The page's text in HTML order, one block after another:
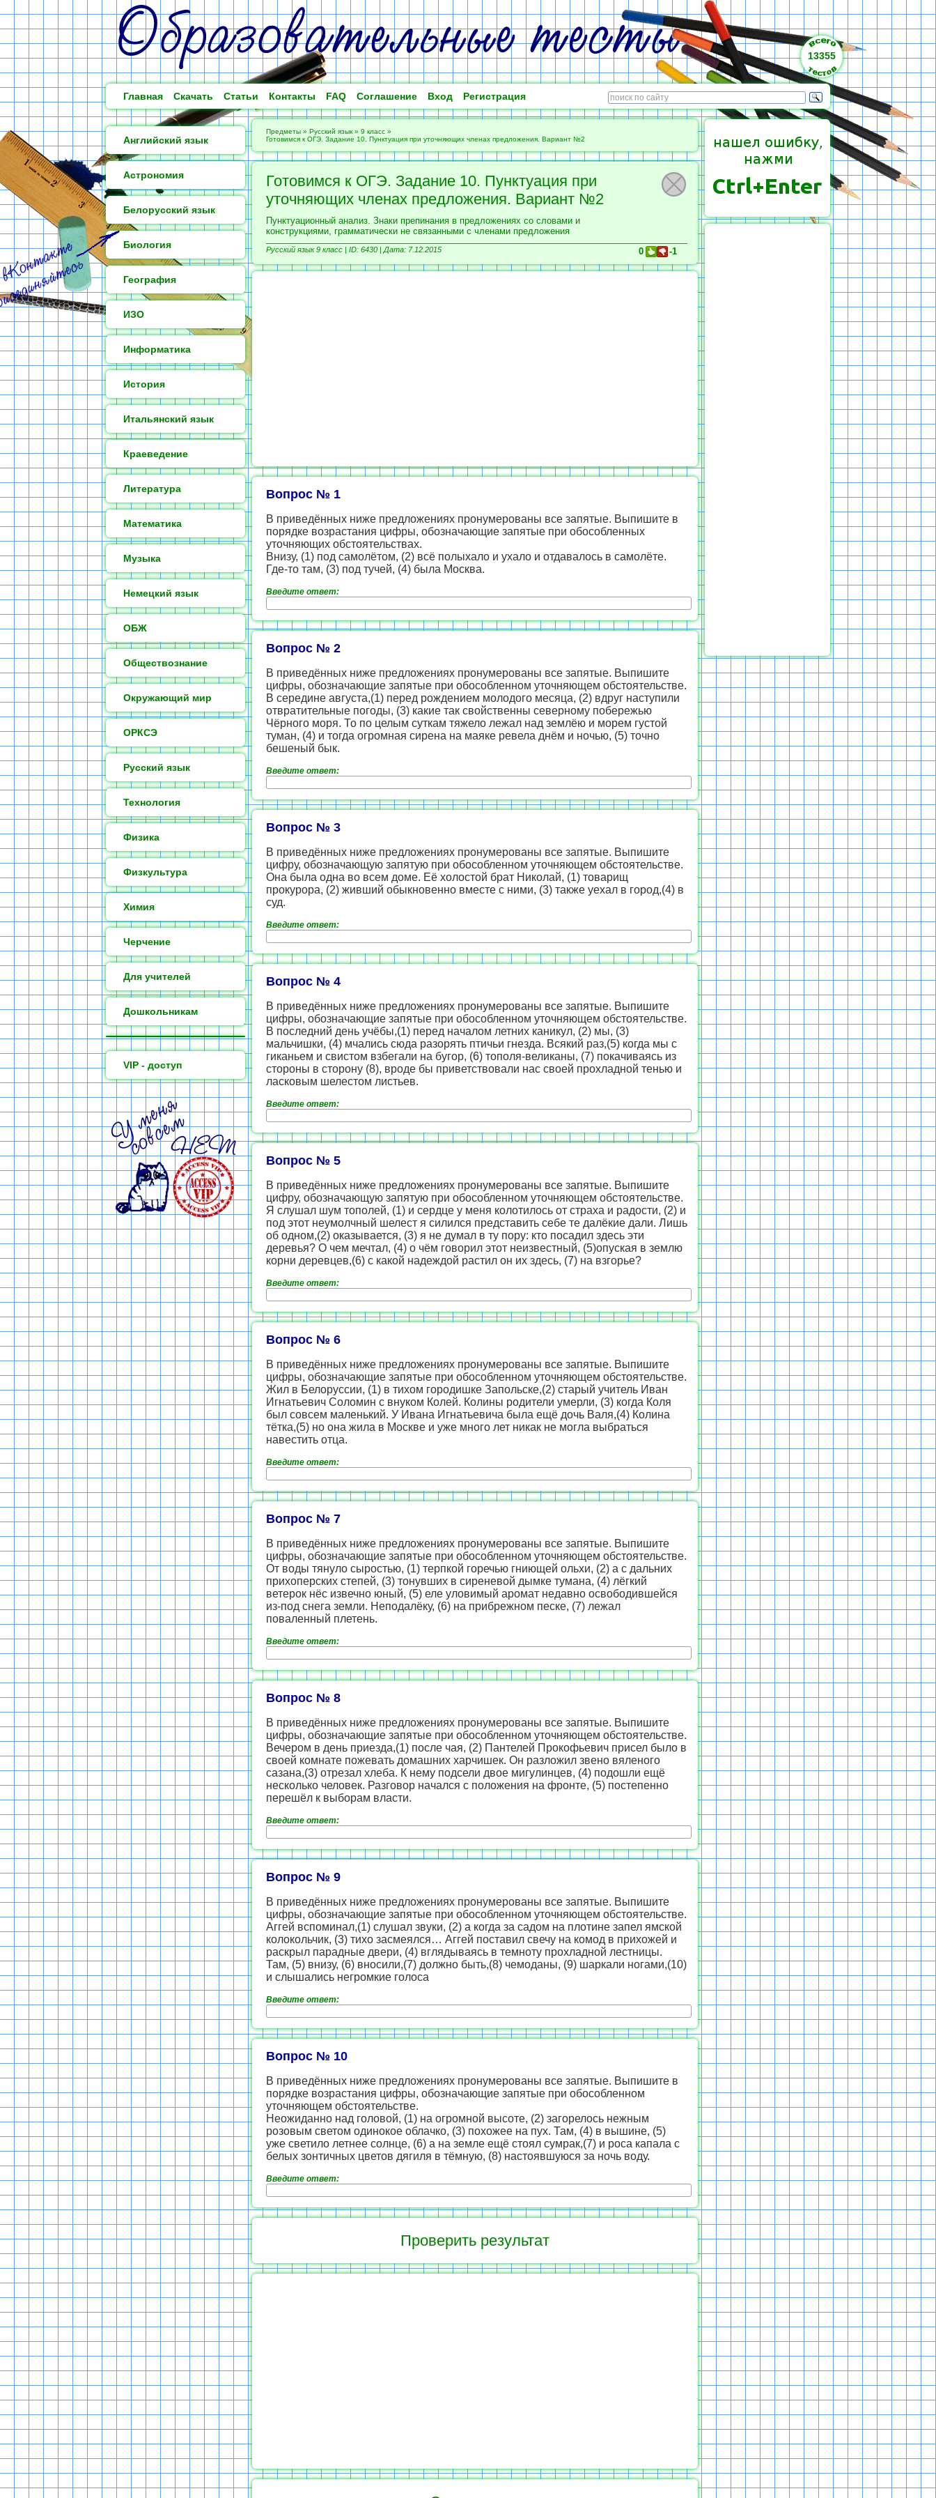
13355
Главная Скачать Статьи Контакты FAQ Соглашение Вход Регистрация
Английский язык
Астрономия
Белорусский язык
Биология
География
ИЗО
Информатика
История
Итальянский язык
Краеведение
Литература
Математика
Музыка
Немецкий язык
ОБЖ
Обществознание
Окружающий мир
ОРКСЭ
Русский язык
Технология
Физика
Физкультура
Химия
Черчение
Для учителей
Дошкольникам
VIP - доступ
Предметы » Русский язык » 9 класс »
Готовимся к ОГЭ. Задание 10. Пунктуация при уточняющих членах предложения. Вариант №2
Готовимся к ОГЭ. Задание 10. Пунктуация при
уточняющих членах предложения. Вариант №2
Пунктуационный анализ. Знаки препинания в предложениях со словами и
конструкциями, грамматически не связанными с членами предложения
Русский язык 9 класс | ID: 6430 | Дата: 7.12.2015 0 -1
Вопрос № 1
В приведённых ниже предложениях пронумерованы все запятые. Выпишите в
порядке возрастания цифры, обозначающие запятые при обособленных
уточняющих обстоятельствах.
Внизу, (1) под самолётом, (2) всё полыхало и ухало и отдавалось в самолёте.
Где-то там, (3) под тучей, (4) была Москва.
Введите ответ:
Вопрос № 2
В приведённых ниже предложениях пронумерованы все запятые. Выпишите
цифры, обозначающие запятые при обособленном уточняющем обстоятельстве.
В середине августа,(1) перед рождением молодого месяца, (2) вдруг наступили
отвратительные погоды, (3) какие так свойственны северному побережью
Чёрного моря. То по целым суткам тяжело лежал над землёю и морем густой
туман, (4) и тогда огромная сирена на маяке ревела днём и ночью, (5) точно
бешеный бык.
Введите ответ:
Вопрос № 3
В приведённых ниже предложениях пронумерованы все запятые. Выпишите
цифру, обозначающую запятую при обособленном уточняющем обстоятельстве.
Она была одна во всем доме. Её холостой брат Николай, (1) товарищ
прокурора, (2) живший обыкновенно вместе с ними, (3) также уехал в город,(4) в
суд.
Введите ответ:
Вопрос № 4
В приведённых ниже предложениях пронумерованы все запятые. Выпишите
цифры, обозначающие запятые при обособленном уточняющем обстоятельстве.
В последний день учёбы,(1) перед началом летних каникул, (2) мы, (3)
мальчишки, (4) мчались сюда разорять птичьи гнезда. Всякий раз,(5) когда мы с
гиканьем и свистом взбегали на бугор, (6) тополя-великаны, (7) покачиваясь из
стороны в сторону (8), вроде бы приветствовали нас своей прохладной тенью и
ласковым шелестом листьев.
Введите ответ:
Вопрос № 5
В приведённых ниже предложениях пронумерованы все запятые. Выпишите
цифру, обозначающую запятую при обособленном уточняющем обстоятельстве.
Я слушал шум тополей, (1) и сердце у меня колотилось от страха и радости, (2) и
под этот неумолчный шелест я силился представить себе те далёкие дали. Лишь
об одном,(2) оказывается, (3) я не думал в ту пору: кто посадил здесь эти
деревья? О чем мечтал, (4) о чём говорил этот неизвестный, (5)опуская в землю
корни деревцев,(6) с какой надеждой растил он их здесь, (7) на взгорье?
Введите ответ:
Вопрос № 6
В приведённых ниже предложениях пронумерованы все запятые. Выпишите
цифры, обозначающие запятые при обособленном уточняющем обстоятельстве.
Жил в Белоруссии, (1) в тихом городишке Запольске,(2) старый учитель Иван
Игнатьевич Соломин с внуком Колей. Колины родители умерли, (3) когда Коля
был совсем маленький. У Ивана Игнатьевича была ещё дочь Валя,(4) Колина
тётка,(5) но она жила в Москве и уже много лет никак не могла выбраться
навестить отца.
Введите ответ:
Вопрос № 7
В приведённых ниже предложениях пронумерованы все запятые. Выпишите
цифры, обозначающие запятые при обособленном уточняющем обстоятельстве.
От воды тянуло сыростью, (1) терпкой горечью гниющей ольхи, (2) а с дальних
прихоперских степей, (3) тонувших в сиреневой дымке тумана, (4) лёгкий
ветерок нёс извечно юный, (5) еле уловимый аромат недавно освободившейся
из-под снега земли. Неподалёку, (6) на прибрежном песке, (7) лежал
поваленный плетень.
Введите ответ:
Вопрос № 8
В приведённых ниже предложениях пронумерованы все запятые. Выпишите
цифры, обозначающие запятые при обособленном уточняющем обстоятельстве.
Вечером в день приезда,(1) после чая, (2) Пантелей Прокофьевич присел было в
своей комнате пожевать домашних харчишек. Он разложил звено вяленого
сазана,(3) отрезал хлеба. К нему подсели двое мигулинцев, (4) подошли ещё
несколько человек. Разговор начался с положения на фронте, (5) постепенно
перешёл к выборам власти.
Введите ответ:
Вопрос № 9
В приведённых ниже предложениях пронумерованы все запятые. Выпишите
цифры, обозначающие запятые при обособленном уточняющем обстоятельстве.
Аггей вспоминал,(1) слушал звуки, (2) а когда за садом на плотине запел ямской
колокольчик, (3) тихо засмеялся… Аггей поставил свечу на комод в прихожей и
раскрыл парадные двери, (4) вглядываясь в темноту прохладной лестницы.
Там, (5) внизу, (6) вносили,(7) должно быть,(8) чемоданы, (9) шаркали ногами,(10)
и слышались негромкие голоса
Введите ответ:
Вопрос № 10
В приведённых ниже предложениях пронумерованы все запятые. Выпишите в
порядке возрастания цифры, обозначающие запятые при обособленном
уточняющем обстоятельстве.
Неожиданно над головой, (1) на огромной высоте, (2) загорелось нежным
розовым светом одинокое облачко, (3) похожее на пух. Там, (4) в вышине, (5)
уже светило летнее солнце, (6) а на земле ещё стоял сумрак,(7) и роса капала с
белых зонтичных цветов дягиля в тёмную, (8) настоявшуюся за ночь воду.
Введите ответ: